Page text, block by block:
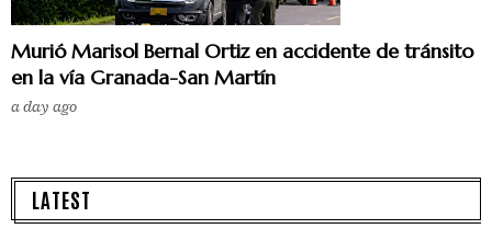
Murió Marisol Bernal Ortiz en accidente de tránsito
en la vía Granada-San Martín
a day ago
LATEST